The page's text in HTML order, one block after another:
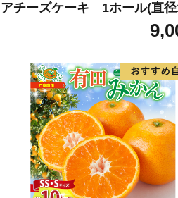
アチーズケーキ 1ホール(直
m)（北海道,別海町,チーズ,ち
チーズケーキ,ふるさと納税）